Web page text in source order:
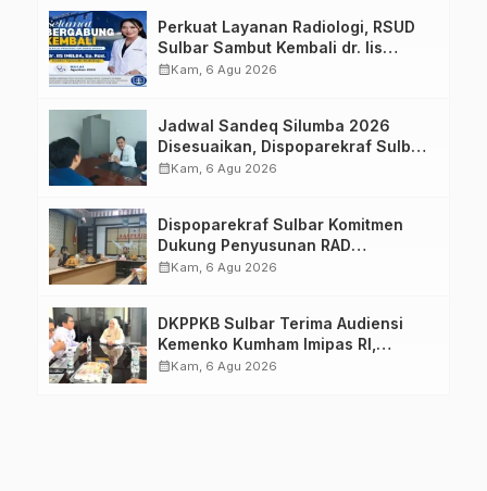
Perkuat Layanan Radiologi, RSUD
Sulbar Sambut Kembali dr. Iis
Imelda, Sp.Rad
calendar_monthKam, 6 Agu 2026
Jadwal Sandeq Silumba 2026
Disesuaikan, Dispoparekraf Sulbar
Pastikan Persiapan Tetap
calendar_monthKam, 6 Agu 2026
Dispoparekraf Sulbar Komitmen
Dukung Penyusunan RAD
TPB/SDGs Sulawesi Barat
calendar_monthKam, 6 Agu 2026
DKPPKB Sulbar Terima Audiensi
Kemenko Kumham Imipas RI,
Perkuat Pelayanan Kesehatan bagi
calendar_monthKam, 6 Agu 2026